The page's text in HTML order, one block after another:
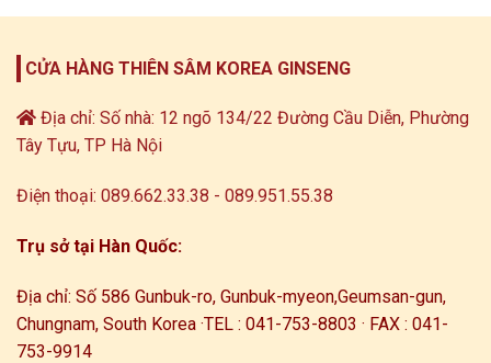
CỬA HÀNG THIÊN SÂM KOREA GINSENG
Địa chỉ: Số nhà: 12 ngõ 134/22 Đường Cầu Diễn, Phường
Tây Tựu, TP Hà Nội
Điện thoại: 089.662.33.38 - 089.951.55.38
Trụ sở tại Hàn Quốc:
Địa chỉ: Số 586 Gunbuk-ro, Gunbuk-myeon,Geumsan-gun,
Chungnam, South Korea ·TEL : 041-753-8803 · FAX : 041-
753-9914